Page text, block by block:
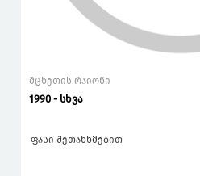
მცხეთის რაიონი
1990 - სხვა
ფასი შეთანხმებით